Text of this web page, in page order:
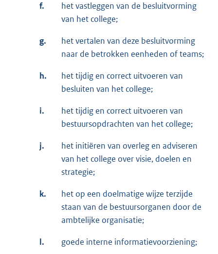
f.
het vastleggen van de besluitvorming
van het college;
g.
het vertalen van deze besluitvorming
naar de betrokken eenheden of teams;
h.
het tijdig en correct uitvoeren van
besluiten van het college;
i.
het tijdig en correct uitvoeren van
bestuursopdrachten van het college;
j.
het initiëren van overleg en adviseren
van het college over visie, doelen en
strategie;
k.
het op een doelmatige wijze terzijde
staan van de bestuursorganen door de
ambtelijke organisatie;
l. goede interne informatievoorziening;